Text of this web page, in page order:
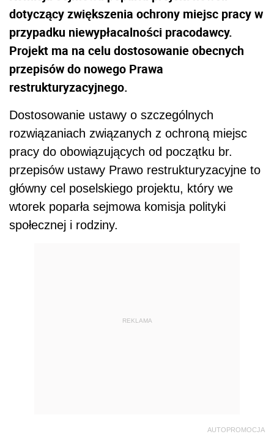
dotyczący zwiększenia ochrony miejsc pracy w
przypadku niewypłacalności pracodawcy.
Projekt ma na celu dostosowanie obecnych
przepisów do nowego Prawa
restrukturyzacyjnego.
Dostosowanie ustawy o szczególnych
rozwiązaniach związanych z ochroną miejsc
pracy do obowiązujących od początku br.
przepisów ustawy Prawo restrukturyzacyjne to
główny cel poselskiego projektu, który we
wtorek poparła sejmowa komisja polityki
społecznej i rodziny.
REKLAMA
AUTOPROMOCJA